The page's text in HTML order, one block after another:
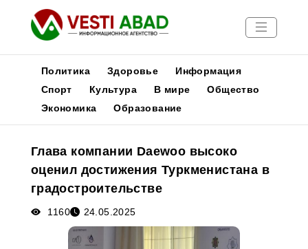
Новости
Медиа
Афиша
Политика Здоровье
Информация
Спорт
Культура В мире
Общество
Экономика
Образование
Глава компании Daewoo высоко
оценил достижения Туркменистана в
градостроительстве
1160 24.05.2025